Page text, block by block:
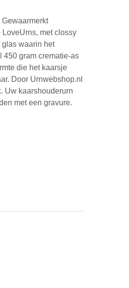
met clossy
glas waarin het
450 gram crematie-as
die het kaarsje
Door Urnwebshop.nl
Uw kaarshouderurn
met een gravure.